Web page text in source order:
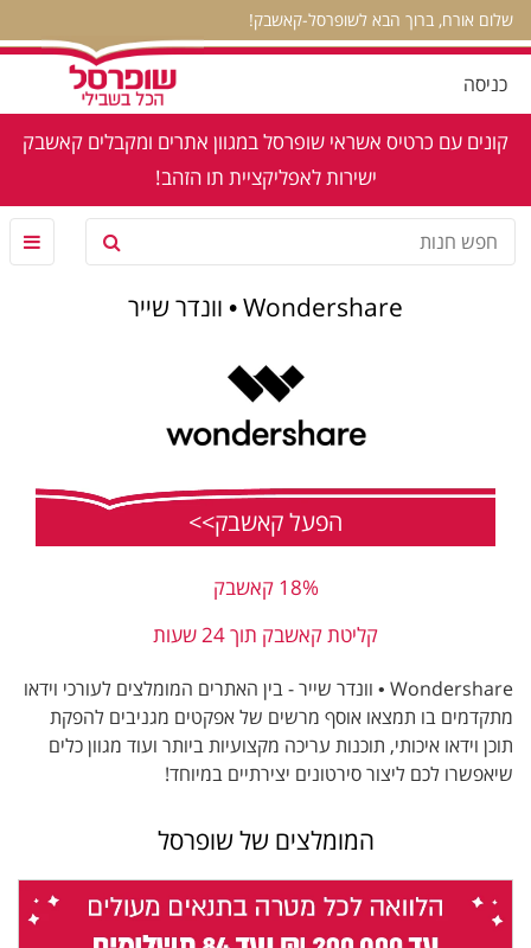
שלום אורח, ברוך הבא לשופרסל-קאשבק!
כניסה
קונים עם כרטיס אשראי שופרסל במגוון אתרים ומקבלים קאשבק
ישירות לאפליקציית תו הזהב!
Wondershare • וונדר שייר
הפעל קאשבק>>
18% קאשבק
קליטת קאשבק תוך 24 שעות
Wondershare • וונדר שייר - בין האתרים המומלצים לעורכי וידאו
מתקדמים בו תמצאו אוסף מרשים של אפקטים מגניבים להפקת
תוכן וידאו איכותי, תוכנות עריכה מקצועיות ביותר ועוד מגוון כלים
שיאפשרו לכם ליצור סירטונים יצירתיים במיוחד!
המומלצים של שופרסל